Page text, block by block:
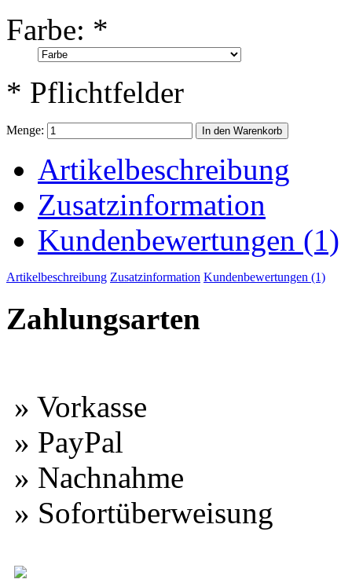
Farbe: *
* Pflichtfelder
Menge: In den Warenkorb
Artikelbeschreibung
Zusatzinformation
Kundenbewertungen (1)
Artikelbeschreibung Zusatzinformation Kundenbewertungen (1)
Zahlungsarten
» Vorkasse
» PayPal
» Nachnahme
» Sofortüberweisung